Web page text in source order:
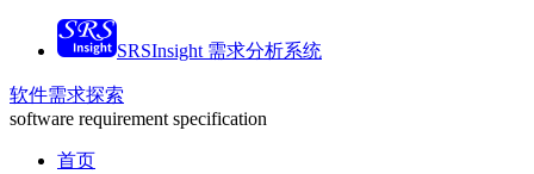
SRSInsight 需求分析系统
软件需求探索
software requirement specification
首页